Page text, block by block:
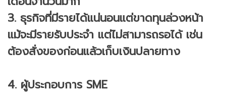
3. ธุรกิจที่มีรายได้แน่นอนแต่ขาดทุนล่วงหน้า
แม้จะมีรายรับประจำ แต่ไม่สามารถรอได้ เช่น
ต้องสั่งของก่อนแล้วเก็บเงินปลายทาง
4. ผู้ประกอบการ SME